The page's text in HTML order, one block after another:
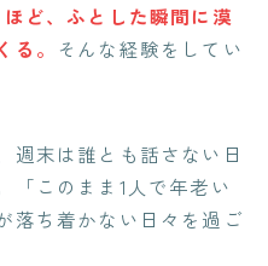
ど、ふとした瞬間に漠
くる。
そんな経験をしてい
週末は誰とも話さない日
「このまま1人で年老い
落ち着かない日々を過ご